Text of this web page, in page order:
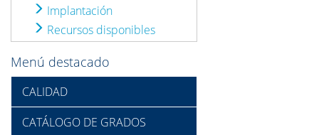
Implantación
Recursos disponibles
Menú destacado
CALIDAD
CATÁLOGO DE GRADOS